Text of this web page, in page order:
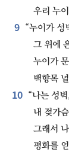
우리 누
9 “누이가 성
그 위에
누이가
백향목
10 “나는 성벽,
내 젖가
그래서
평화를